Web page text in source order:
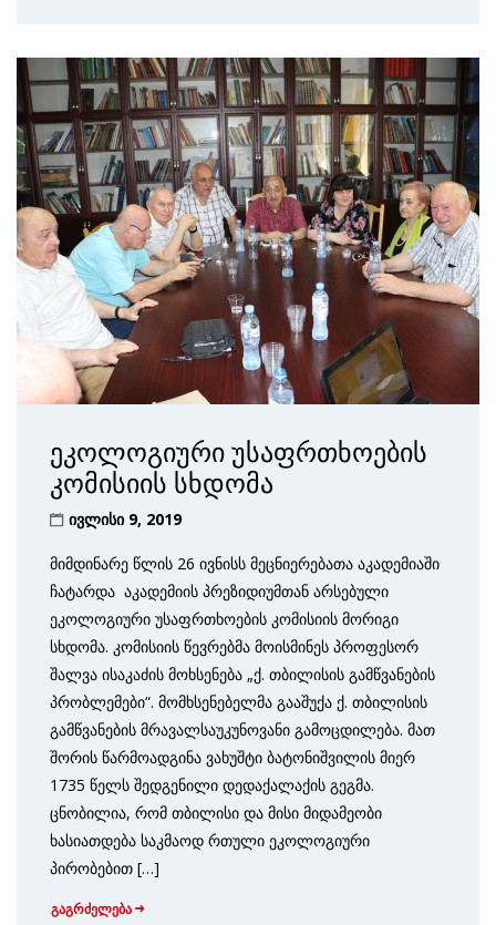
ეკოლოგიური უსაფრთხოების
კომისიის სხდომა
ივლისი 9, 2019
მიმდინარე წლის 26 ივნისს მეცნიერებათა აკადემიაში
ჩატარდა აკადემიის პრეზიდიუმთან არსებული
ეკოლოგიური უსაფრთხოების კომისიის მორიგი
სხდომა. კომისიის წევრებმა მოისმინეს პროფესორ
შალვა ისაკაძის მოხსენება „ქ. თბილისის გამწვანების
პრობლემები“. მომხსენებელმა გააშუქა ქ. თბილისის
გამწვანების მრავალსაუკუნოვანი გამოცდილება. მათ
შორის წარმოადგინა ვახუშტი ბატონიშვილის მიერ
1735 წელს შედგენილი დედაქალაქის გეგმა.
ცნობილია, რომ თბილისი და მისი მიდამეობი
ხასიათდება საკმაოდ რთული ეკოლოგიური
პირობებით […]
გაგრძელება